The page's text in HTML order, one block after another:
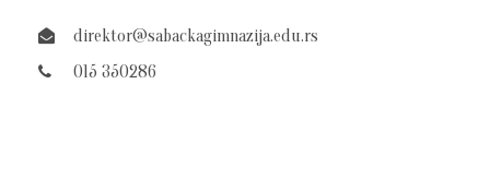
direktor@sabackagimnazija.edu.rs
015 350286